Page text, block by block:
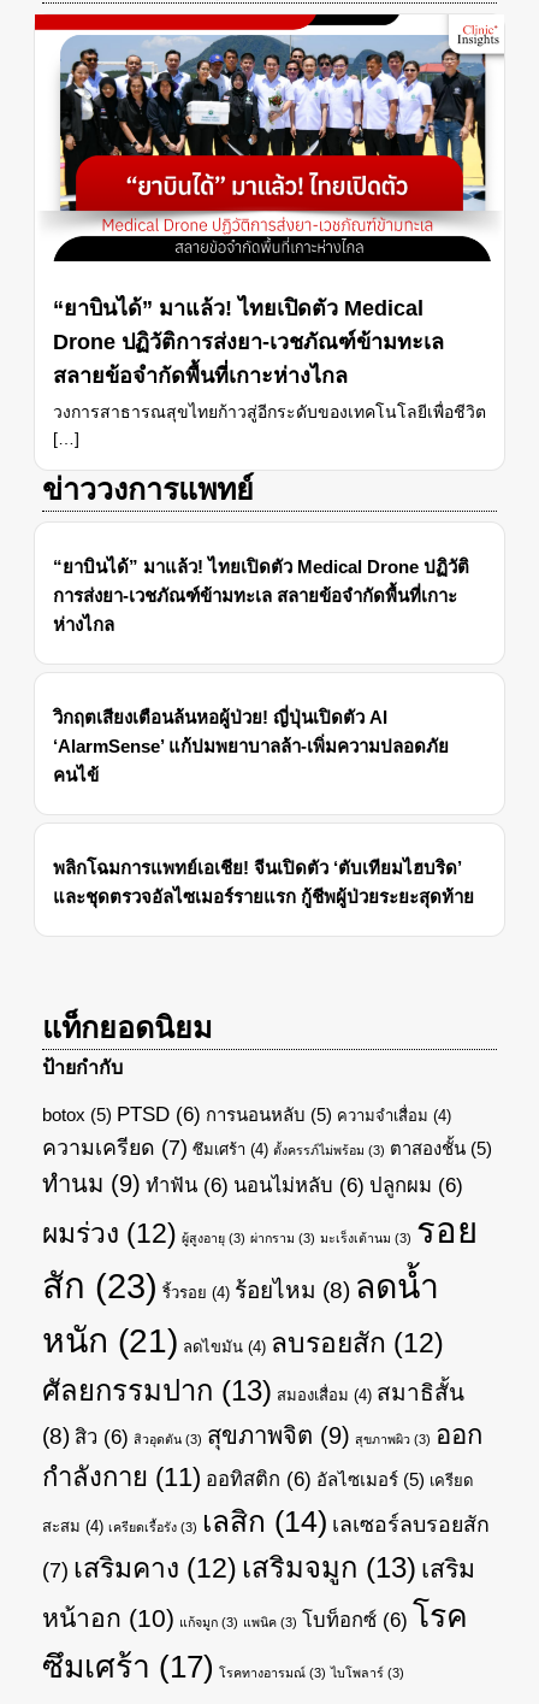
“ยาบินได้” มาแล้ว! ไทยเปิดตัว Medical
Drone ปฏิวัติการส่งยา-เวชภัณฑ์ข้ามทะเล
สลายข้อจำกัดพื้นที่เกาะห่างไกล
วงการสาธารณสุขไทยก้าวสู่อีกระดับของเทคโนโลยีเพื่อชีวิต
[…]
ข่าววงการแพทย์
“ยาบินได้” มาแล้ว! ไทยเปิดตัว Medical Drone ปฏิวัติ
การส่งยา-เวชภัณฑ์ข้ามทะเล สลายข้อจำกัดพื้นที่เกาะ
ห่างไกล
วิกฤตเสียงเตือนล้นหอผู้ป่วย! ญี่ปุ่นเปิดตัว AI
‘AlarmSense’ แก้ปมพยาบาลล้า-เพิ่มความปลอดภัย
คนไข้
พลิกโฉมการแพทย์เอเชีย! จีนเปิดตัว ‘ตับเทียมไฮบริด’
และชุดตรวจอัลไซเมอร์รายแรก กู้ชีพผู้ป่วยระยะสุดท้าย
แท็กยอดนิยม
ป้ายกำกับ
botox (5) PTSD (6) การนอนหลับ (5) ความจำเสื่อม (4)
ความเครียด (7) ซึมเศร้า (4) ตั้งครรภ์ไม่พร้อม (3) ตาสองชั้น (5)
ทำนม (9) ทำฟัน (6) นอนไม่หลับ (6) ปลูกผม (6)
ผมร่วง (12) ผู้สูงอายุ (3) ผ่ากราม (3) มะเร็งเต้านม (3) รอย
สัก (23) ริ้วรอย (4) ร้อยไหม (8) ลดน้ำ
หนัก (21) ลดไขมัน (4) ลบรอยสัก (12)
ศัลยกรรมปาก (13) สมองเสื่อม (4) สมาธิสั้น
(8) สิว (6) สิวอุดตัน (3) สุขภาพจิต (9) สุขภาพผิว (3) ออก
กำลังกาย (11) ออทิสติก (6) อัลไซเมอร์ (5) เครียด
สะสม (4) เครียดเรื้อรัง (3) เลสิก (14) เลเซอร์ลบรอยสัก
(7) เสริมคาง (12) เสริมจมูก (13) เสริม
หน้าอก (10) แก้จมูก (3) แพนิค (3) โบท็อกซ์ (6) โรค
ซึมเศร้า (17) โรคทางอารมณ์ (3) ไบโพลาร์ (3)